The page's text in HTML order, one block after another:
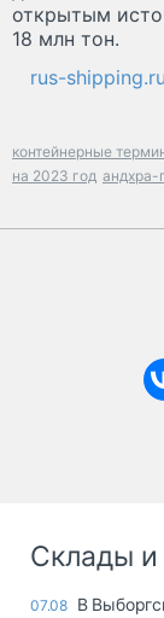
открытым
18 млн тон.
rus-shipping.ru
контейнерные
на 2023 год андхра-
Склады и
07.08 В